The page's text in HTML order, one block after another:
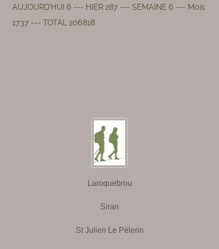
AUJOURD'HUI 6 --- HIER 287 --- SEMAINE 6 --- Mois
1737 --- TOTAL 206818
Laroquebrou
Siran
St Julien Le Pèlerin